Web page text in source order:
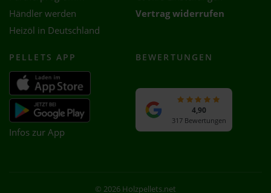
Händler werden
Heizöl in Deutschland
Vertrag widerrufen
PELLETS APP
Infos zur App
BEWERTUNGEN
4,90
317 Bewertungen
© 2026 Holzpellets.net